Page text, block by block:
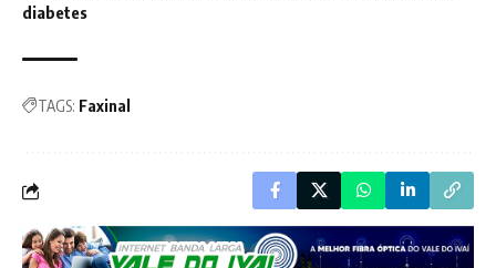
diabetes
TAGS: Faxinal